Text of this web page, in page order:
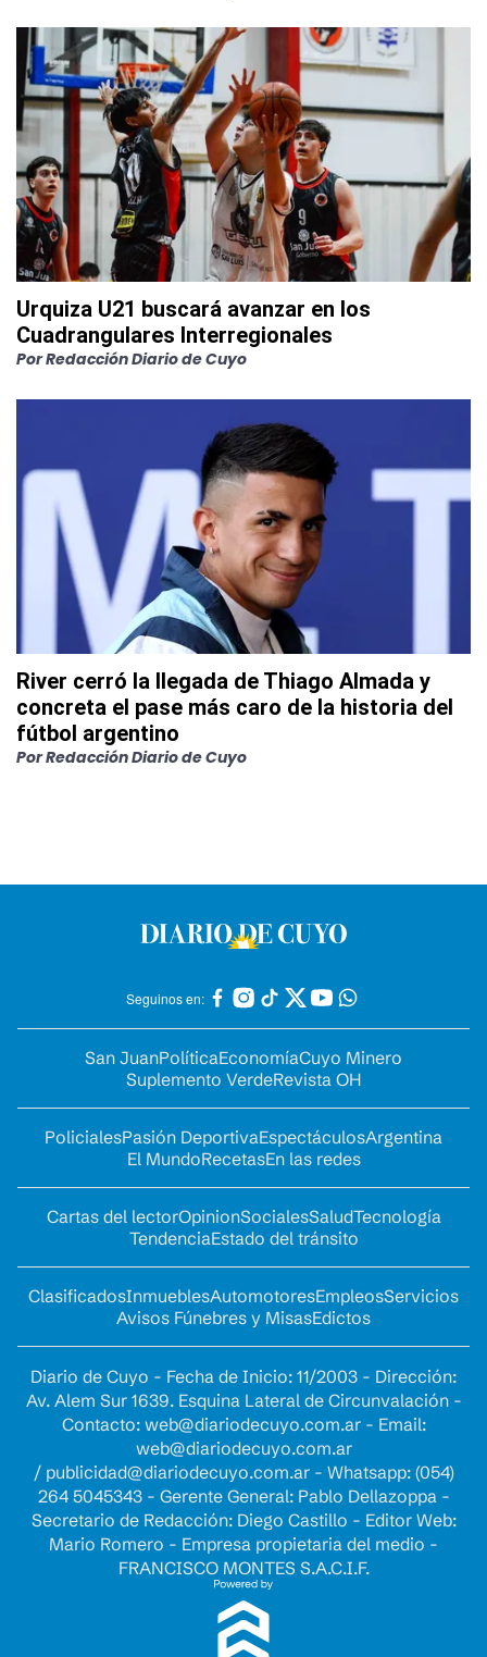
Urquiza U21 buscará avanzar en los
Cuadrangulares Interregionales
PorRedacción Diario de Cuyo
River cerró la llegada de Thiago Almada y
concreta el pase más caro de la historia del
fútbol argentino
PorRedacción Diario de Cuyo
Seguinos en:
San JuanPolíticaEconomíaCuyo Minero
Suplemento VerdeRevista OH
PolicialesPasión DeportivaEspectáculosArgentina
El MundoRecetasEn las redes
Cartas del lectorOpinionSocialesSaludTecnología
TendenciaEstado del tránsito
ClasificadosInmueblesAutomotoresEmpleosServicios
Avisos Fúnebres y MisasEdictos
Diario de Cuyo - Fecha de Inicio: 11/2003 - Dirección:
Av. Alem Sur 1639. Esquina Lateral de Circunvalación -
Contacto: web@diariodecuyo.com.ar- Email:
web@diariodecuyo.com.ar
/ publicidad@diariodecuyo.com.ar- Whatsapp: (054)
264 5045343 - Gerente General: Pablo Dellazoppa -
Secretario de Redacción: Diego Castillo - Editor Web:
Mario Romero - Empresa propietaria del medio -
FRANCISCO MONTES S.A.C.I.F.